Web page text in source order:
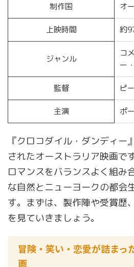
制作国 オ
上映時間 約
ジャンル
コ
ー
監督 ピ
主演 ポ
『クロコダイル・ダンディ
されたオーストラリア映画で
ロマンスをバランスよく組み
な自然とニューヨークの都会
す。まずは、製作陣や受賞歴
を見ていきましょう。
冒険・笑い・恋愛が詰まっ
画